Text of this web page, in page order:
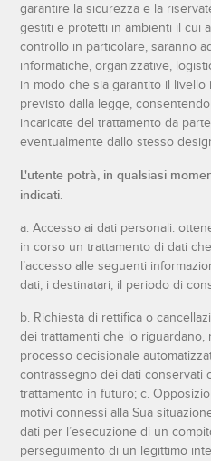
garantire la sicurezza e la
gestiti e protetti in ambienti il cui
controllo in particolare, saranno
informatiche, organizzative,
in modo che sia garantito il
previsto dalla legge,
incaricate del trattamento da
eventualmente dallo stesso
L'utente potrà, in qualsiasi
indicati.
a. Accesso ai dati personali:
in corso un trattamento di dati
l’accesso alle seguenti
dati, i destinatari, il periodo di
b. Richiesta di rettifica o
dei trattamenti che lo riguardano,
processo decisionale
contrassegno dei dati conservati
trattamento in futuro; c.
motivi connessi alla Sua
dati per l’esecuzione di un
perseguimento di un legittimo